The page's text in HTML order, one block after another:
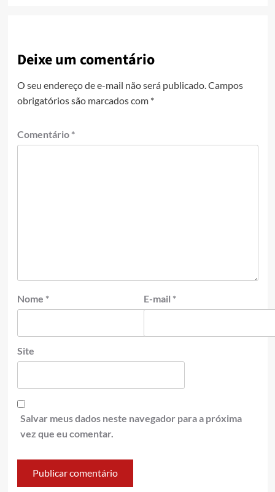
Deixe um comentário
O seu endereço de e-mail não será publicado. Campos
obrigatórios são marcados com *
Comentário *
Nome * E-mail *
Site
Salvar meus dados neste navegador para a próxima
vez que eu comentar.